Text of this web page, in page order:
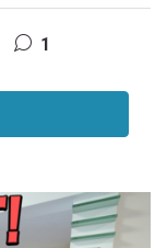
1